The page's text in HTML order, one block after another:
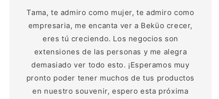
Tama, te admiro como mujer, te admiro como
empresaria, me encanta ver a Beküo crecer,
eres tú creciendo. Los negocios son
extensiones de las personas y me alegra
demasiado ver todo esto. ¡Esperamos muy
pronto poder tener muchos de tus productos
en nuestro souvenir, espero esta próxima